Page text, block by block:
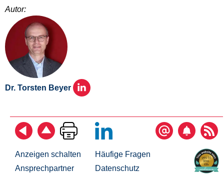
Autor:
Dr. Torsten Beyer
Anzeigen schalten
Ansprechpartner
Häufige Fragen
Datenschutz